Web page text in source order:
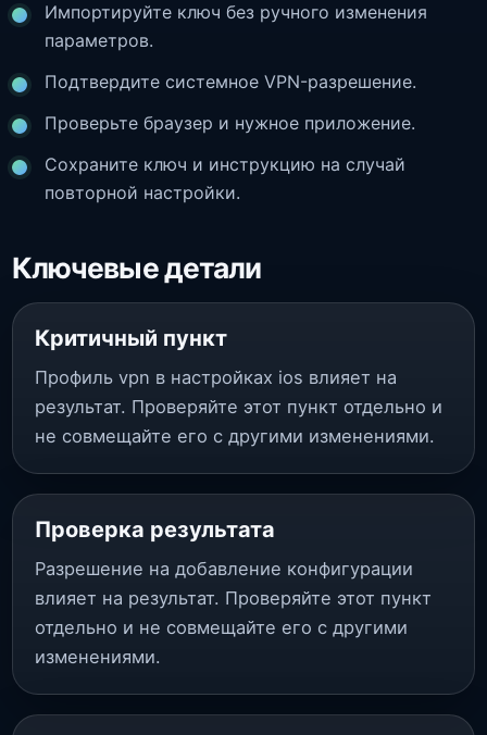
Импортируйте ключ без ручного изменения
параметров.
Подтвердите системное VPN-разрешение.
Проверьте браузер и нужное приложение.
Сохраните ключ и инструкцию на случай
повторной настройки.
Ключевые детали
Критичный пункт
Профиль vpn в настройках ios влияет на
результат. Проверяйте этот пункт отдельно и
не совмещайте его с другими изменениями.
Проверка результата
Разрешение на добавление конфигурации
влияет на результат. Проверяйте этот пункт
отдельно и не совмещайте его с другими
изменениями.